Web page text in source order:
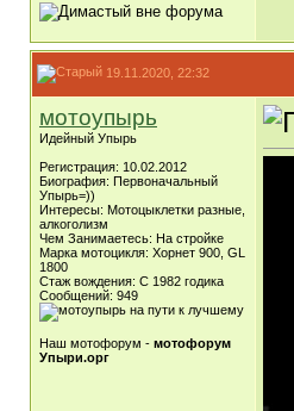
19.11.2020, 22:32
мотоупырь
Идейный Упырь
Регистрация: 10.02.2012
Биография: Первоначальный
Упырь=))
Интересы: Мотоцыклетки разные,
алкоголизм
Чем Занимаетесь: На стройке
Марка мотоцикля: Хорнет 900, GL
1800
Стаж вождения: С 1982 годика
Сообщений: 949
Наш мотофорум - мотофорум
Упыри.орг